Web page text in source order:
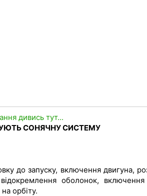
дивись тут...
СОНЯЧНУ СИСТЕМУ
до запуску, включення двигуна,
оболонок, включення
орбіту.